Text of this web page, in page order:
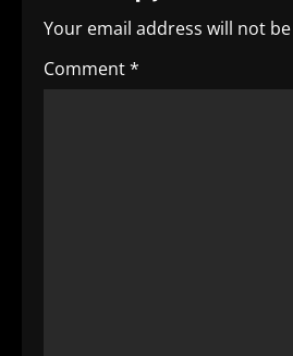
n
u
Your email address will not
Comment*